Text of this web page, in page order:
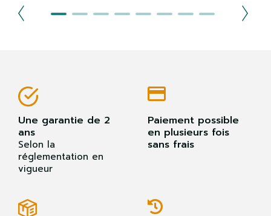
Une garantie de 2
ans
Selon la
réglementation en
vigueur
Paiement possible
en plusieurs fois
sans frais